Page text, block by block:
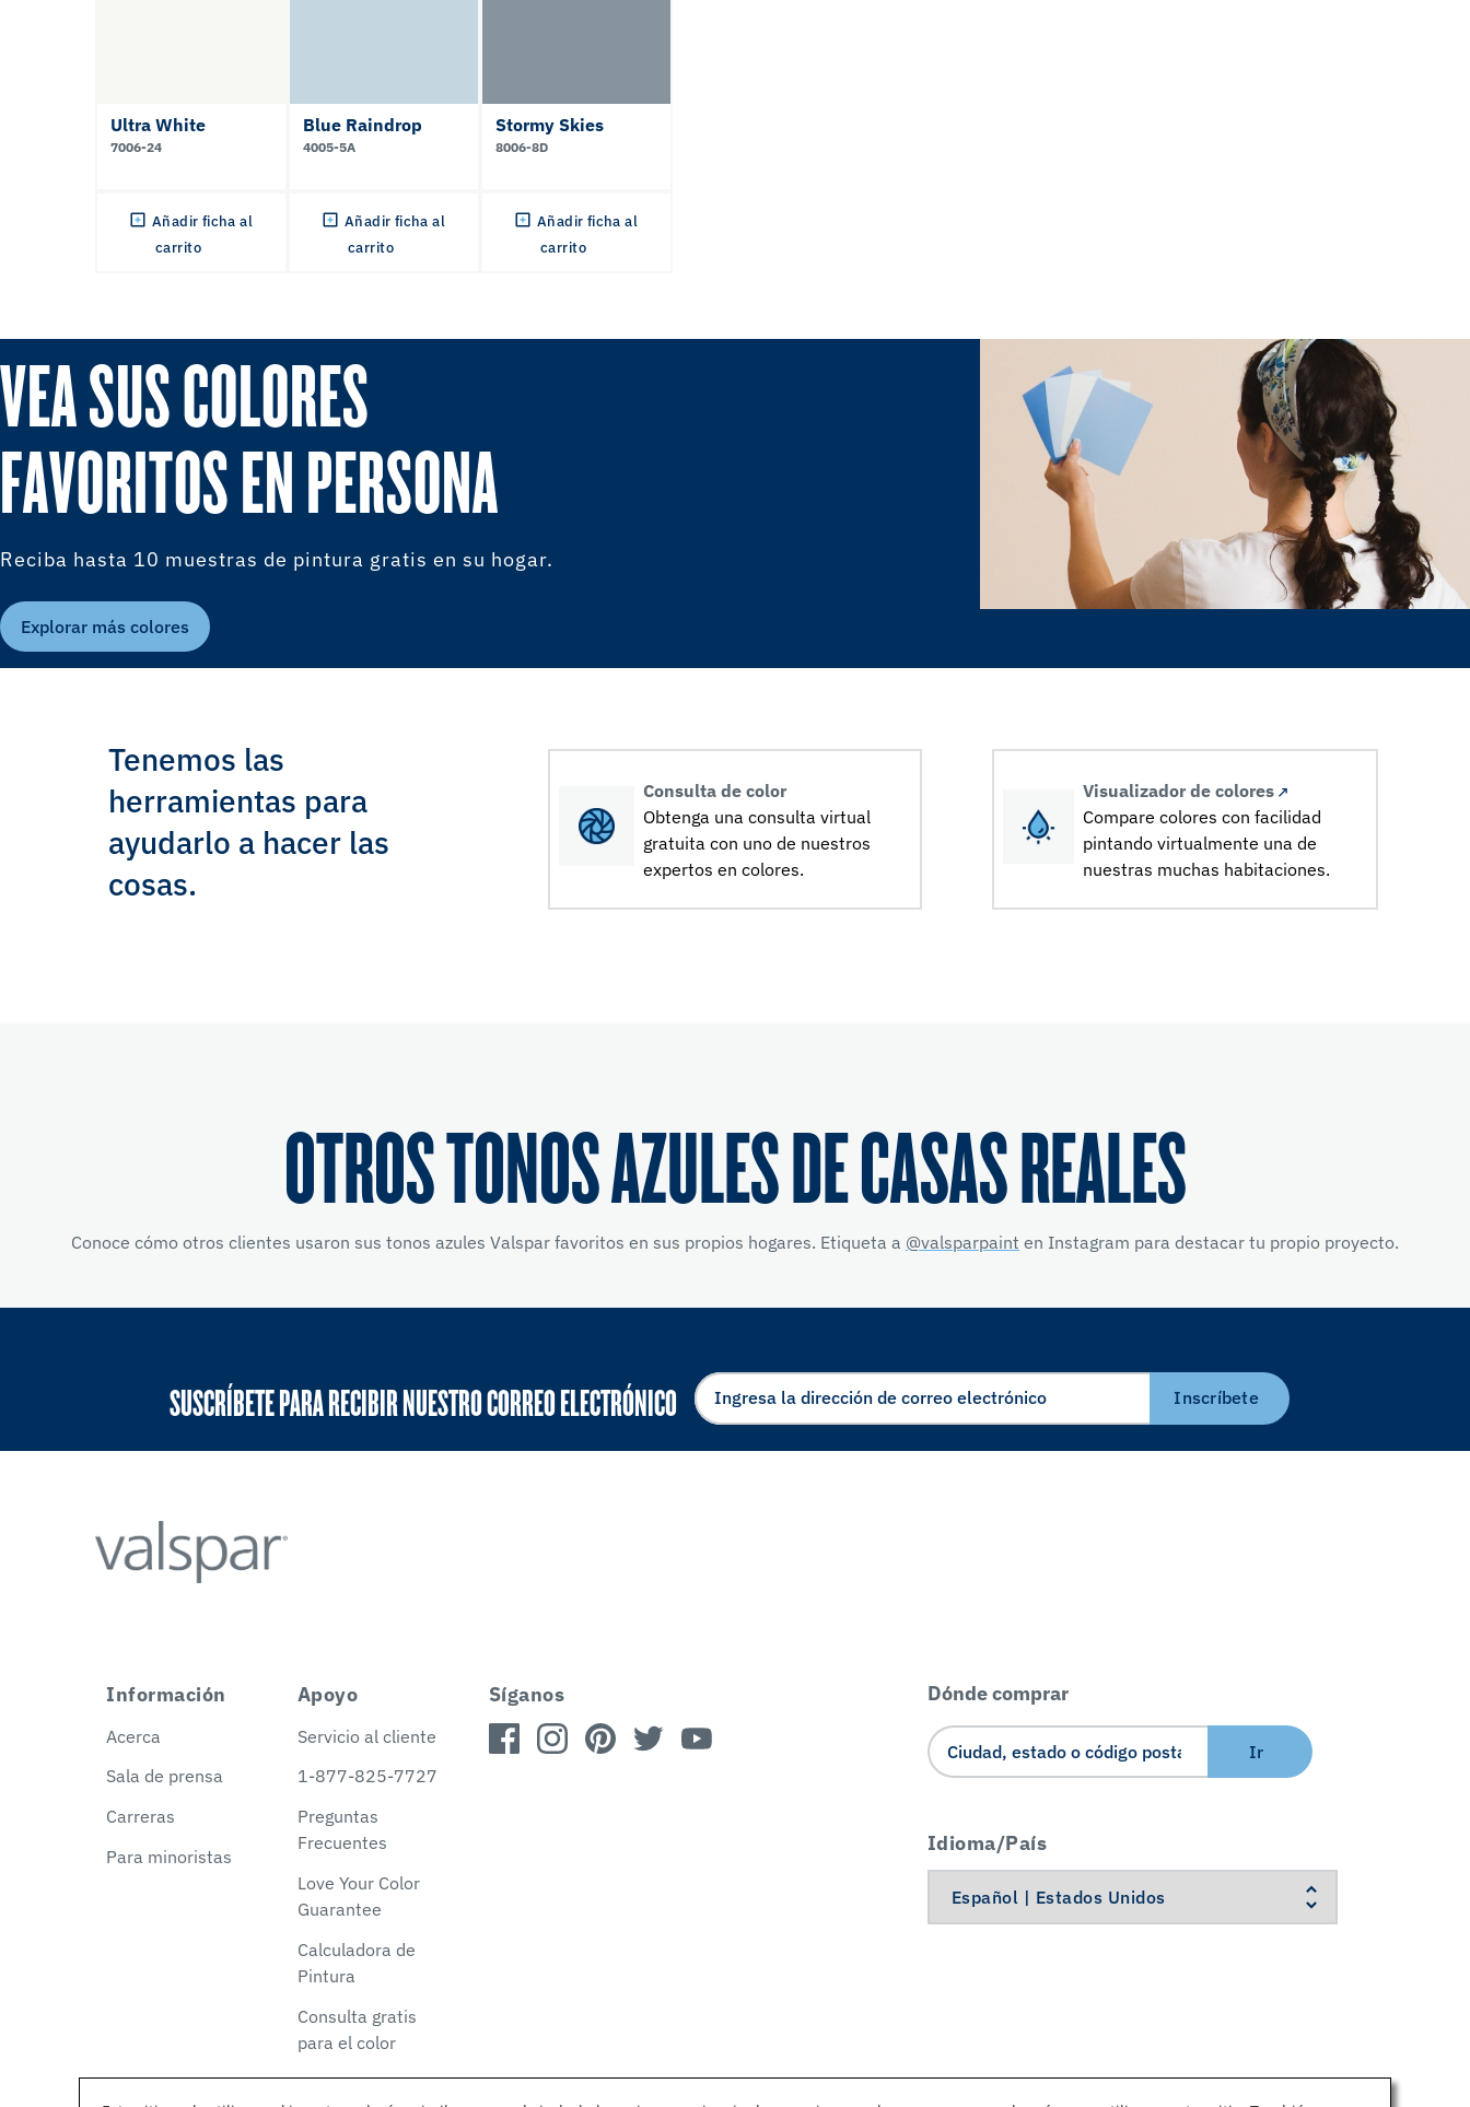
Ultra White
7006-24
Añadir ficha al
carrito
Blue Raindrop
4005-5A
Añadir ficha al
carrito
Stormy Skies
8006-8D
Añadir ficha al
carrito
VEA SUS COLORES
FAVORITOS EN PERSONA
Reciba hasta 10 muestras de pintura gratis en su hogar.
Explorar más colores
Tenemos las
herramientas para
ayudarlo a hacer las
cosas.
Consulta de color
Obtenga una consulta virtual
gratuita con uno de nuestros
expertos en colores.
Visualizador de colores
Compare colores con facilidad
pintando virtualmente una de
nuestras muchas habitaciones.
OTROS TONOS AZULES DE CASAS REALES
Conoce cómo otros clientes usaron sus tonos azules Valspar favoritos en sus propios hogares. Etiqueta a @valsparpaint en Instagram para destacar tu propio proyecto.
SUSCRÍBETE PARA RECIBIR NUESTRO CORREO ELECTRÓNICO Inscríbete
Información
Acerca
Sala de prensa
Carreras
Para minoristas
Apoyo
Servicio al cliente
1-877-825-7727
Preguntas
Frecuentes
Love Your Color
Guarantee
Calculadora de
Pintura
Consulta gratis
para el color
Síganos Dónde comprar
Ir
Idioma/País